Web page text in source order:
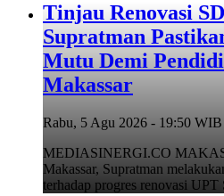
Tinjau Renovasi
Supratman
Mutu Demi
Makassar
Rabu, 5 Agu 2026 - 19:50 WIB
MEDIASINERGI.CO
Makassar, Supratman
terhadap progres renovasi